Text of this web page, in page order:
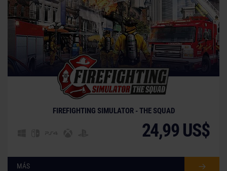
FIREFIGHTING SIMULATOR - THE SQUAD
24,99 US$
MÁS